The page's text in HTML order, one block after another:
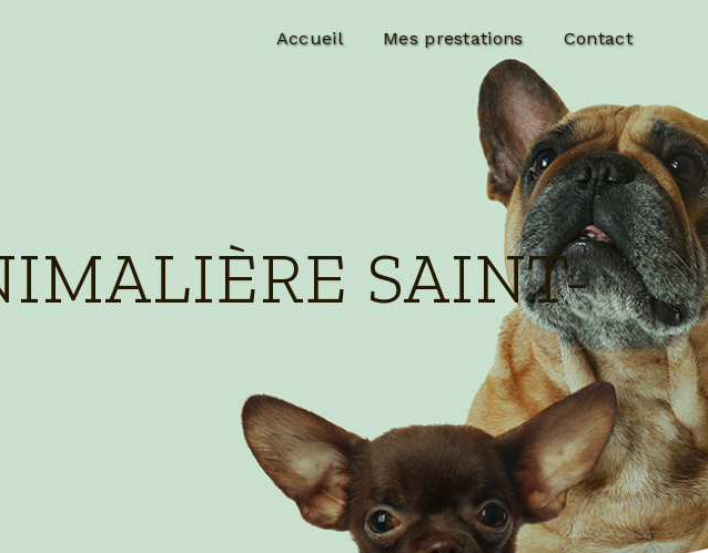
Accueil Mes prestations Contact
SAINT-